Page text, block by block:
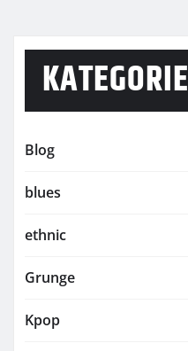
KATEGORIE
Blog
blues
ethnic
Grunge
Kpop